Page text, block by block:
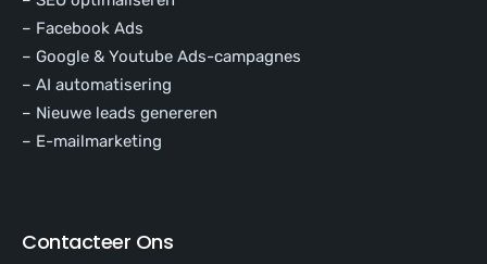
– Facebook Ads
– Google & Youtube Ads-campagnes
– AI automatisering
– Nieuwe leads genereren
– E-mailmarketing
Contacteer Ons